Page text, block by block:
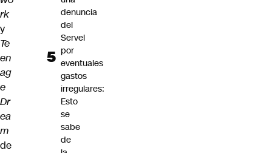
rk
y
Te
en
ag
e
Dr
ea
m
de
denuncia
del
Servel
por
eventuales
gastos
irregulares:
Esto
se
sabe
de